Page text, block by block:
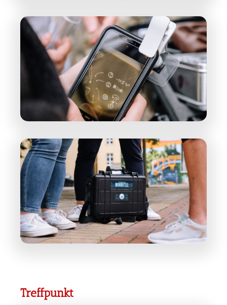
Treffpunkt